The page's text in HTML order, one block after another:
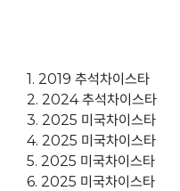
1. 2019 추석차이스타
2. 2024 추석차이스타
3. 2025 미국차이스타
4. 2025 미국차이스타
5. 2025 미국차이스타
6. 2025 미국차이스타